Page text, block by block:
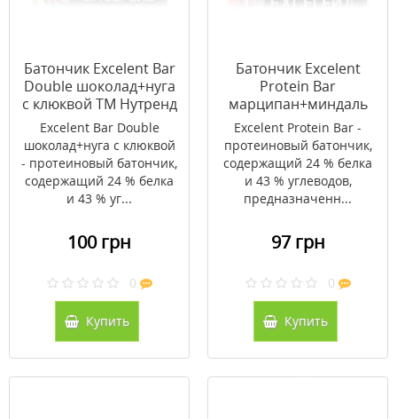
Батончик Excelent Bar
Double шоколад+нуга
с клюквой ТМ Нутренд
/ Nutrend 85г
Excelent Bar Double
шоколад+нуга с клюквой
- протеиновый батончик,
содержащий 24 % белка
и 43 % уг...
100 грн
0
Купить
Батончик Excelent
Protein Bar
марципан+миндаль
ТМ Нутренд / Nutrend
85г
Excelent Protein Bar -
протеиновый батончик,
содержащий 24 % белка
и 43 % углеводов,
предназначенн...
97 грн
0
Купить